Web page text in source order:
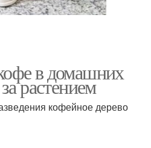
в домашних
растением
кофейное дерево